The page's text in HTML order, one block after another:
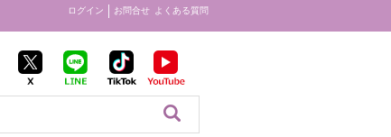
ログイン お問合せ よくある質問